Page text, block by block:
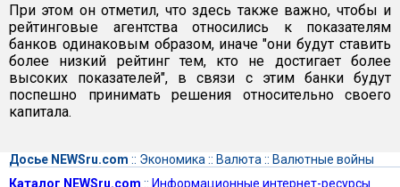
При этом он отметил, что здесь также важно, чтобы и
рейтинговые агентства относились к показателям
банков одинаковым образом, иначе "они будут ставить
более низкий рейтинг тем, кто не достигает более
высоких показателей", в связи с этим банки будут
поспешно принимать решения относительно своего
капитала.
Досье NEWSru.com :: Экономика :: Валюта :: Валютные войны
Каталог NEWSru.com :: Информационные интернет-ресурсы